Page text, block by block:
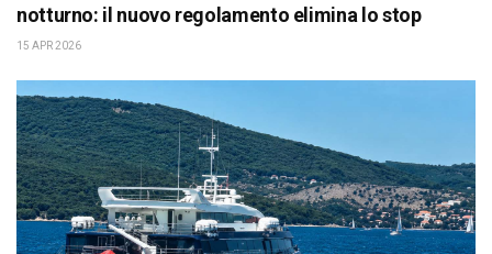
notturno: il nuovo regolamento elimina lo stop
15 APR 2026